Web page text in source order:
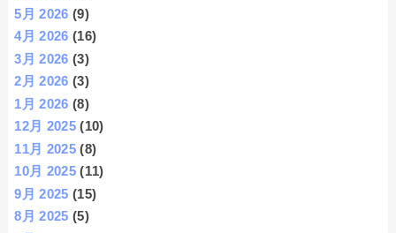
5月 2026 (9)
4月 2026 (16)
3月 2026 (3)
2月 2026 (3)
1月 2026 (8)
12月 2025 (10)
11月 2025 (8)
10月 2025 (11)
9月 2025 (15)
8月 2025 (5)